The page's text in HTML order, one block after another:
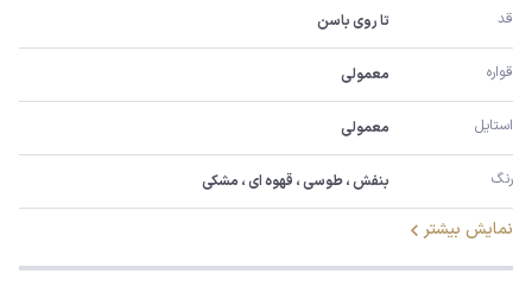
قد تا روی باسن
قواره معمولی
استایل معمولی
رنگ بنفش ، طوسی ، قهوه ای ، مشکی
نمایش بیشتر